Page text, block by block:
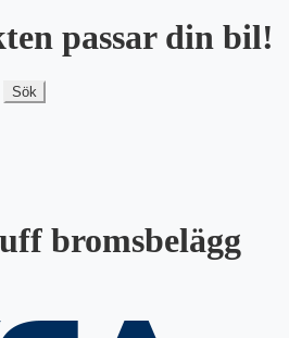
passar din bil!
Sök
bromsbelägg